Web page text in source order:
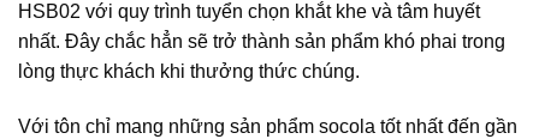
HSB02 với quy trình tuyển chọn khắt khe và tâm huyết
nhất. Đây chắc hẳn sẽ trở thành sản phẩm khó phai trong
lòng thực khách khi thưởng thức chúng.
Với tôn chỉ mang những sản phẩm socola tốt nhất đến gần